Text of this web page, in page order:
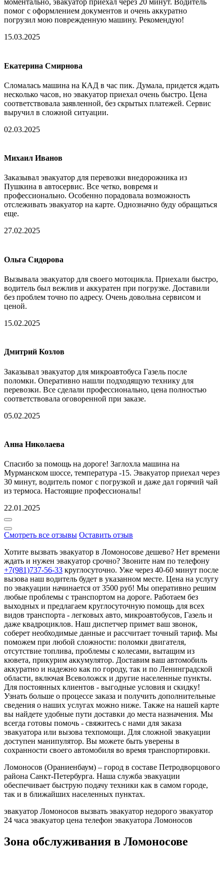
моментально, эвакуатор приехал через 20 минут. Водитель
помог с оформлением документов и очень аккуратно
погрузил мою поврежденную машину. Рекомендую!
15.03.2025
Екатерина Смирнова
Сломалась машина на КАД в час пик. Думала, придется ждать
несколько часов, но эвакуатор приехал очень быстро. Цена
соответствовала заявленной, без скрытых платежей. Сервис
выручил в сложной ситуации.
02.03.2025
Михаил Иванов
Заказывал эвакуатор для перевозки внедорожника из
Пушкина в автосервис. Все четко, вовремя и
профессионально. Особенно порадовала возможность
отслеживать эвакуатор на карте. Однозначно буду обращаться
еще.
27.02.2025
Ольга Сидорова
Вызывала эвакуатор для своего мотоцикла. Приехали быстро,
водитель был вежлив и аккуратен при погрузке. Доставили
без проблем точно по адресу. Очень довольна сервисом и
ценой.
15.02.2025
Дмитрий Козлов
Заказывал эвакуатор для микроавтобуса Газель после
поломки. Оперативно нашли подходящую технику для
перевозки. Все сделали профессионально, цена полностью
соответствовала оговоренной при заказе.
05.02.2025
Анна Николаева
Спасибо за помощь на дороге! Заглохла машина на
Мурманском шоссе, температура -15. Эвакуатор приехал через
30 минут, водитель помог с погрузкой и даже дал горячий чай
из термоса. Настоящие профессионалы!
22.01.2025
Смотреть все отзывы Оставить отзыв
Хотите вызвать эвакуатор в Ломоносове дешево? Нет времени
ждать и нужен эвакуатор срочно? Звоните нам по телефону
+7(981)737-56-33 круглосуточно. Уже через 40-60 минут после
вызова наш водитель будет в указанном месте. Цена на услугу
по эвакуации начинается от 3500 руб! Мы оперативно решим
любые проблемы с транспортом на дороге. Работаем без
выходных и предлагаем круглосуточную помощь для всех
видов транспорта - легковых авто, микроавтобусов, Газель и
даже квадроциклов. Наш диспетчер примет ваш звонок,
соберет необходимые данные и рассчитает точный тариф. Мы
поможем при любой сложности: поломки двигателя,
отсутствие топлива, проблемы с колесами, вытащим из
кювета, прикурим аккумулятор. Доставим ваш автомобиль
аккуратно и надежно как по городу, так и по Ленинградской
области, включая Всеволожск и другие населенные пункты.
Для постоянных клиентов - выгодные условия и скидку!
Узнать больше о процессе заказа и получить дополнительные
сведения о наших услугах можно ниже. Также на нашей карте
вы найдете удобные пути доставки до места назначения. Мы
всегда готовы помочь - свяжитесь с нами для заказа
эвакуатора или вызова техпомощи. Для сложной эвакуации
доступен манипулятор. Вы можете быть уверены в
сохранности своего автомобиля во время транспортировки.
Ломоносов (Ораниенбаум) – город в составе Петродворцового
района Санкт-Петербурга. Наша служба эвакуации
обеспечивает быструю подачу техники как в самом городе,
так и в ближайших населенных пунктах.
эвакуатор Ломоносов вызвать эвакуатор недорого эвакуатор
24 часа эвакуатор цена телефон эвакуатора Ломоносов
Зона обслуживания в Ломоносове